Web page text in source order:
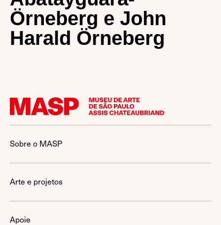
Örneberg e John
Harald Örneberg
Sobre o MASP
Arte e projetos
Apoie